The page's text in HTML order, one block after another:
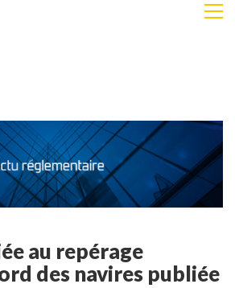
au repérage
des navires publiée